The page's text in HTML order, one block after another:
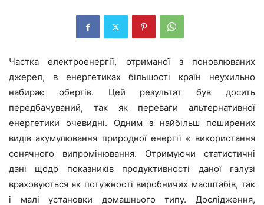
Частка електроенергії, отриманої з поновлюваних
джерел, в енергетиках більшості країн неухильно
набирає обертів. Цей результат був досить
передбачуваний, так як переваги альтернативної
енергетики очевидні. Одним з найбільш поширених
видів акумулювання природної енергії є використання
сонячного випромінювання. Отримуючи статистичні
дані щодо показників продуктивності даної галузі
враховуються як потужності виробничих масштабів, так
і малі установки домашнього типу. Дослідження,